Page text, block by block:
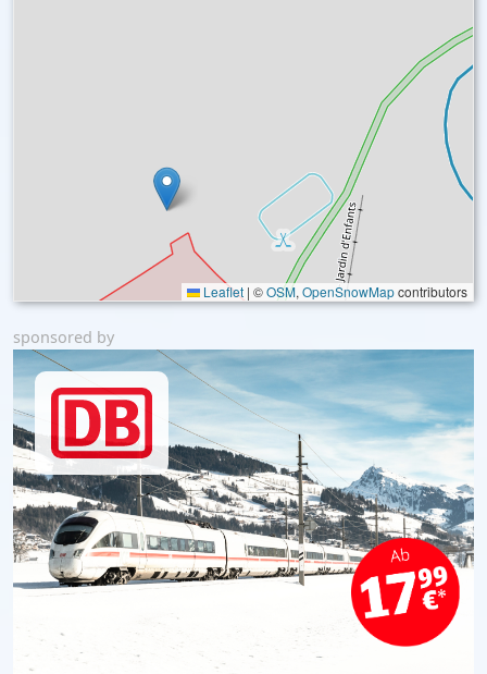
Leaflet | ©OSM, OpenSnowMapcontributors
sponsored by